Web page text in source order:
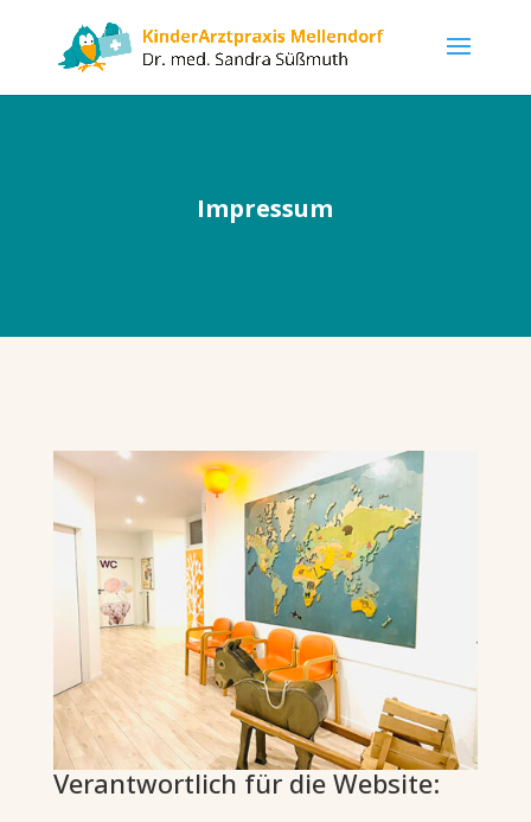
Impressum
Verantwortlich für die Website: